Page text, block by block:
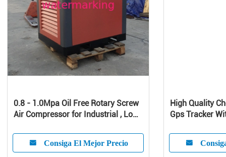
0.8 - 1.0Mpa Oil Free Rotary Screw
Air Compressor for Industrial , Low
Compressor
Consiga El Mejor Precio
High Quality
Gps Tracker